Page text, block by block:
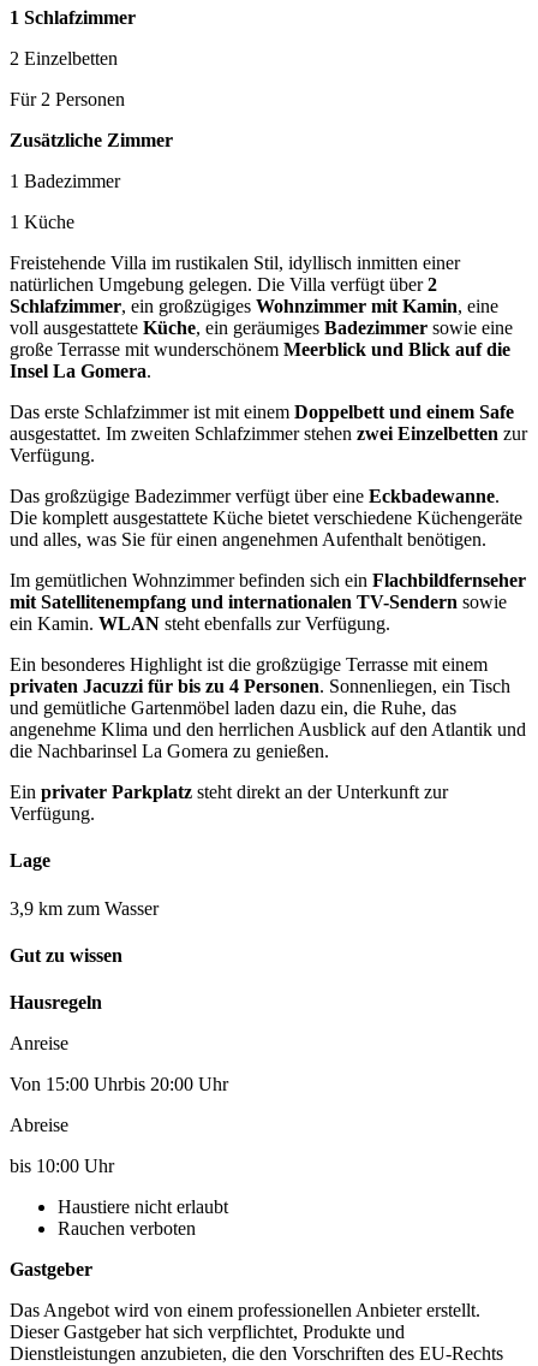
1 Schlafzimmer
2 Einzelbetten
Für 2 Personen
Zusätzliche Zimmer
1 Badezimmer
1 Küche
Freistehende Villa im rustikalen Stil, idyllisch inmitten einer
natürlichen Umgebung gelegen. Die Villa verfügt über2
Schlafzimmer, ein großzügiges Wohnzimmer mit Kamin, eine
voll ausgestattete Küche, ein geräumiges Badezimmer sowie eine
große Terrasse mit wunderschönem Meerblick und Blick auf die
Insel La Gomera.
Das erste Schlafzimmer ist mit einem Doppelbett und einem Safe
ausgestattet. Im zweiten Schlafzimmer stehen zwei Einzelbetten zur
Verfügung.
Das großzügige Badezimmer verfügt über eine Eckbadewanne.
Die komplett ausgestattete Küche bietet verschiedene Küchengeräte
und alles, was Sie für einen angenehmen Aufenthalt benötigen.
Im gemütlichen Wohnzimmer befinden sich ein Flachbildfernseher
mit Satellitenempfang und internationalen TV-Sendern sowie
ein Kamin. WLAN steht ebenfalls zur Verfügung.
Ein besonderes Highlight ist die großzügige Terrasse mit einem
privaten Jacuzzi für bis zu 4 Personen. Sonnenliegen, ein Tisch
und gemütliche Gartenmöbel laden dazu ein, die Ruhe, das
angenehme Klima und den herrlichen Ausblick auf den Atlantik und
die Nachbarinsel La Gomera zu genießen.
Ein privater Parkplatz steht direkt an der Unterkunft zur
Verfügung.
Lage
3,9 km zum Wasser
Gut zu wissen
Hausregeln
Anreise
Von 15:00 Uhrbis 20:00 Uhr
Abreise
bis 10:00 Uhr
Haustiere nicht erlaubt
Rauchen verboten
Gastgeber
Das Angebot wird von einem professionellen Anbieter erstellt.
Dieser Gastgeber hat sich verpflichtet, Produkte und
Dienstleistungen anzubieten, die den Vorschriften des EU-Rechts